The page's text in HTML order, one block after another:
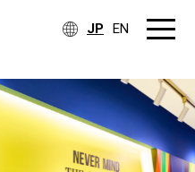
JP EN